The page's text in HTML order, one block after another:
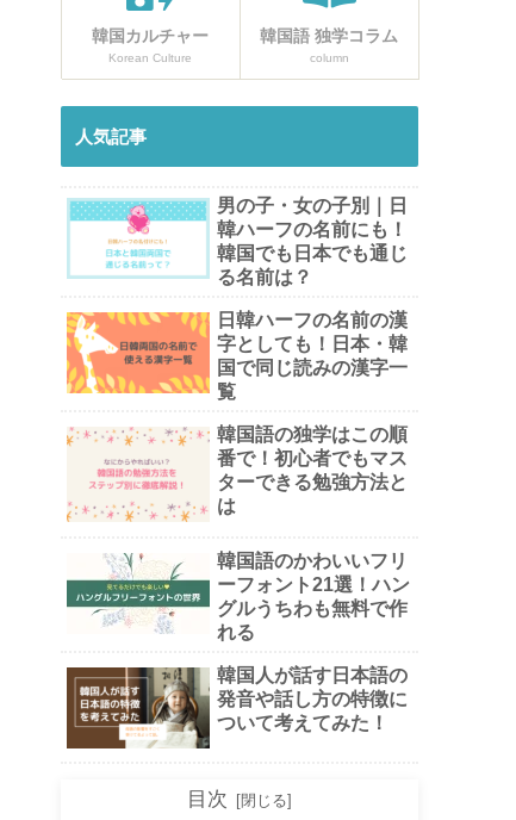
韓国カルチャー
Korean Culture
韓国語 独学コラム
column
人気記事
男の子・女の子別｜日
韓ハーフの名前にも！
韓国でも日本でも通じ
る名前は？
日韓ハーフの名前の漢
字としても！日本・韓
国で同じ読みの漢字一
覧
韓国語の独学はこの順
番で！初心者でもマス
ターできる勉強方法と
は
韓国語のかわいいフリ
ーフォント21選！ハン
グルうちわも無料で作
れる
韓国人が話す日本語の
発音や話し方の特徴に
ついて考えてみた！
目次